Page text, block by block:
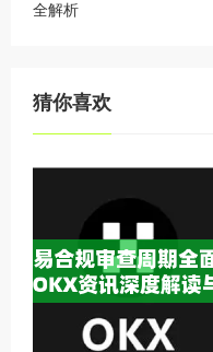
全解析
猜你喜欢